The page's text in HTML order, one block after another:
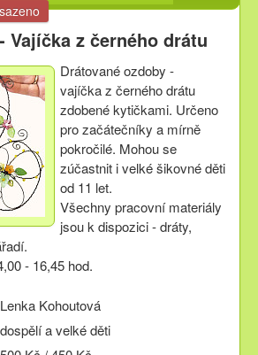
Vajíčka z černého drátu
Drátované ozdoby -
vajíčka z černého drátu
zdobené kytičkami. Určeno
pro začátečníky a mírně
pokročilé. Mohou se
zúčastnit i velké šikovné děti
od 11 let.
Všechny pracovní materiály
jsou k dispozici - dráty,
- 16,45 hod.
Lenka Kohoutová
dospělí a velké děti